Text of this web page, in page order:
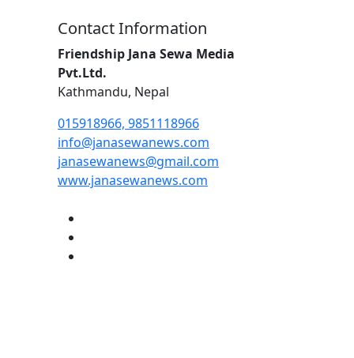
Contact Information
Friendship Jana Sewa Media
Pvt.Ltd.
Kathmandu, Nepal
015918966, 9851118966
info@janasewanews.com
janasewanews@gmail.com
www.janasewanews.com